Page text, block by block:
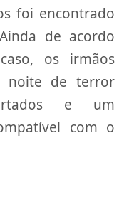
foi encontrado
de acordo
os irmãos
noite de terror
e um
com o